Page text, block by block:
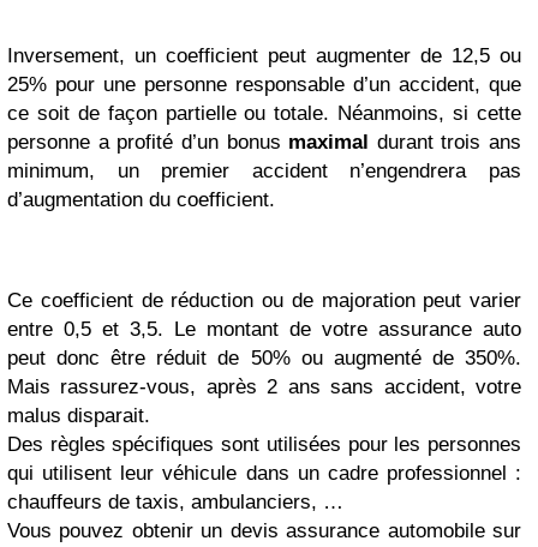
Inversement, un coefficient peut augmenter de 12,5 ou
25% pour une personne responsable d’un accident, que
ce soit de façon partielle ou totale. Néanmoins, si cette
personne a profité d’un bonus maximal durant trois ans
minimum, un premier accident n’engendrera pas
d’augmentation du coefficient.
Ce coefficient de réduction ou de majoration peut varier
entre 0,5 et 3,5. Le montant de votre assurance auto
peut donc être réduit de 50% ou augmenté de 350%.
Mais rassurez-vous, après 2 ans sans accident, votre
malus disparait.
Des règles spécifiques sont utilisées pour les personnes
qui utilisent leur véhicule dans un cadre professionnel :
chauffeurs de taxis, ambulanciers, …
Vous pouvez obtenir un devis assurance automobile sur